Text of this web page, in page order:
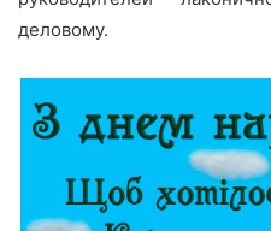
деловому.